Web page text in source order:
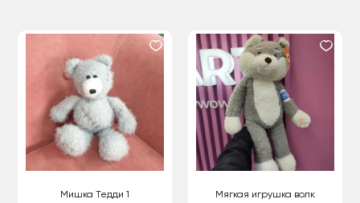
Мишка Тедди 1 Мягкая игрушка волк